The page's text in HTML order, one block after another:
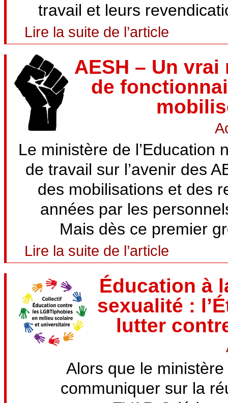
travail et leurs
Lire la suite de l’article
AESH – Un
de
Le ministère de l’Education
de travail sur l’avenir des
des mobilisations et des
années par les
Mais dès ce premier
Lire la suite de l’article
Éducation à
sexualité :
lutter
Alors que le
communiquer sur la